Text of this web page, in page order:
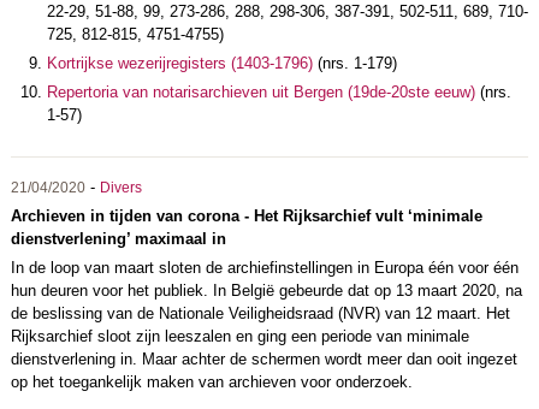
22-29, 51-88, 99, 273-286, 288, 298-306, 387-391, 502-511, 689, 710-
725, 812-815, 4751-4755)
Kortrijkse wezerijregisters (1403-1796)(nrs. 1-179)
Repertoria van notarisarchieven uit Bergen (19de-20ste eeuw)(nrs.
1-57)
21/04/2020- Divers
Archieven in tijden van corona - Het Rijksarchief vult ‘minimale
dienstverlening’ maximaal in
In de loop van maart sloten de archiefinstellingen in Europa één voor één
hun deuren voor het publiek. In België gebeurde dat op 13 maart 2020, na
de beslissing van de Nationale Veiligheidsraad (NVR) van 12 maart. Het
Rijksarchief sloot zijn leeszalen en ging een periode van minimale
dienstverlening in. Maar achter de schermen wordt meer dan ooit ingezet
op het toegankelijk maken van archieven voor onderzoek.